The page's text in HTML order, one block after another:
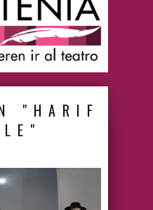
"HARIF